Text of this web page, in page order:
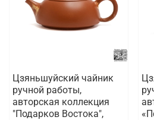
Цзяньшуйский чайник
ручной работы,
авторская коллекция
"Подарков Востока",